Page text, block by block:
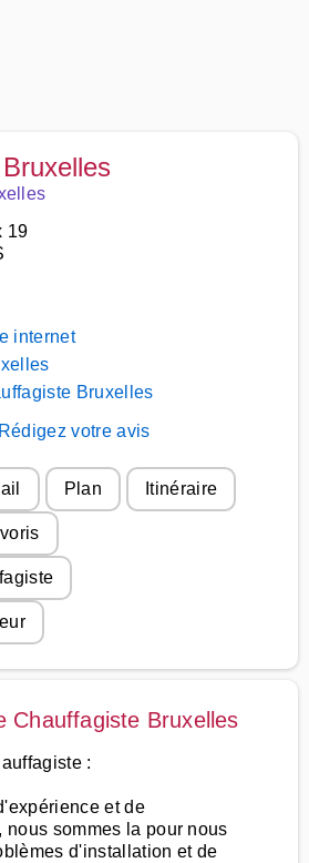
19
internet
Bruxelles
Rédigez votre avis
Plan Itinéraire
Chauffagiste Bruxelles
:
et de
nous sommes la pour nous
d'installation et de